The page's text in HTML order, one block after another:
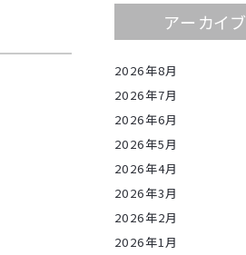
アーカイブ
2026年8月
2026年7月
2026年6月
2026年5月
2026年4月
2026年3月
2026年2月
2026年1月